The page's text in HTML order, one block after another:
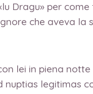
Dragu» per
che aveva la
lei in piena
legitimas